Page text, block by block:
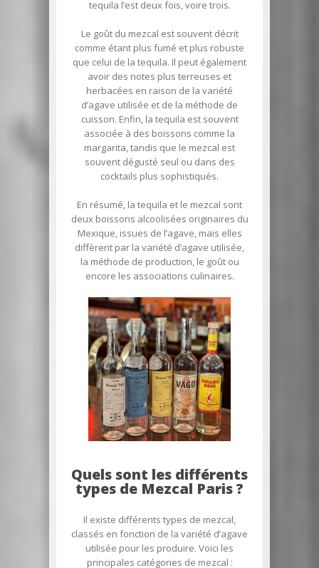
tequila l’est deux fois, voire trois.
Le goût du mezcal est souvent décrit
comme étant plus fumé et plus robuste
que celui de la tequila. Il peut également
avoir des notes plus terreuses et
herbacées en raison de la variété
d’agave utilisée et de la méthode de
cuisson. Enfin, la tequila est souvent
associée à des boissons comme la
margarita, tandis que le mezcal est
souvent dégusté seul ou dans des
cocktails plus sophistiqués.
En résumé, la tequila et le mezcal sont
deux boissons alcoolisées originaires du
Mexique, issues de l’agave, mais elles
diffèrent par la variété d’agave utilisée,
la méthode de production, le goût ou
encore les associations culinaires.
Quels sont les différents
types de Mezcal Paris ?
Il existe différents types de mezcal,
classés en fonction de la variété d’agave
utilisée pour les produire. Voici les
principales catégories de mezcal :